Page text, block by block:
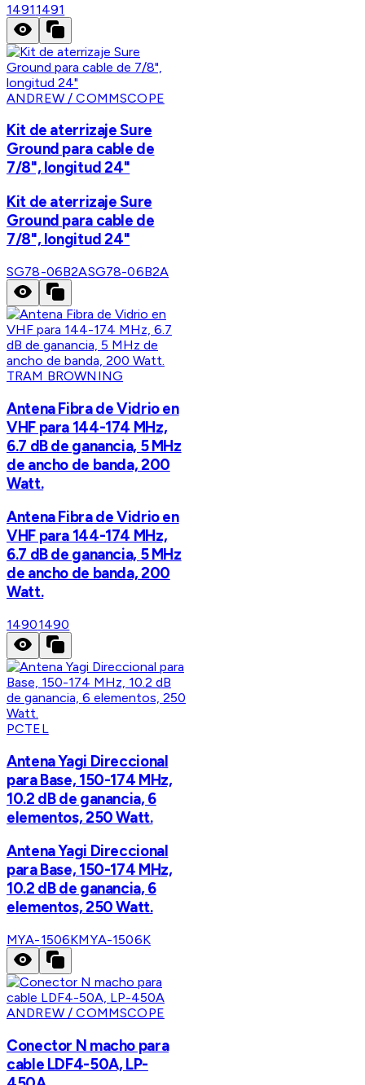
1491 1491
ANDREW / COMMSCOPE
Kit de aterrizaje Sure
Ground para cable de
7/8", longitud 24"
Kit de aterrizaje Sure
Ground para cable de
7/8", longitud 24"
SG78-06B2ASG78-06B2A
TRAM BROWNING
Antena Fibra de Vidrio en
VHF para 144-174 MHz,
6.7 dB de ganancia, 5 MHz
de ancho de banda, 200
Watt.
Antena Fibra de Vidrio en
VHF para 144-174 MHz,
6.7 dB de ganancia, 5 MHz
de ancho de banda, 200
Watt.
14901490
PCTEL
Antena Yagi Direccional
para Base, 150-174 MHz,
10.2 dB de ganancia, 6
elementos, 250 Watt.
Antena Yagi Direccional
para Base, 150-174 MHz,
10.2 dB de ganancia, 6
elementos, 250 Watt.
MYA-1506KMYA-1506K
ANDREW / COMMSCOPE
Conector N macho para
cable LDF4-50A, LP-